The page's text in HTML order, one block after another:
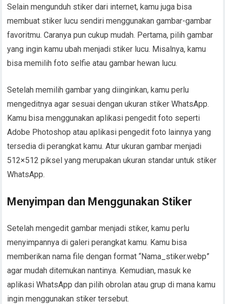
Selain mengunduh stiker dari internet, kamu juga bisa
membuat stiker lucu sendiri menggunakan gambar-gambar
favoritmu. Caranya pun cukup mudah. Pertama, pilih gambar
yang ingin kamu ubah menjadi stiker lucu. Misalnya, kamu
bisa memilih foto selfie atau gambar hewan lucu.
Setelah memilih gambar yang diinginkan, kamu perlu
mengeditnya agar sesuai dengan ukuran stiker WhatsApp.
Kamu bisa menggunakan aplikasi pengedit foto seperti
Adobe Photoshop atau aplikasi pengedit foto lainnya yang
tersedia di perangkat kamu. Atur ukuran gambar menjadi
512×512 piksel yang merupakan ukuran standar untuk stiker
WhatsApp.
Menyimpan dan Menggunakan Stiker
Setelah mengedit gambar menjadi stiker, kamu perlu
menyimpannya di galeri perangkat kamu. Kamu bisa
memberikan nama file dengan format “Nama_stiker.webp”
agar mudah ditemukan nantinya. Kemudian, masuk ke
aplikasi WhatsApp dan pilih obrolan atau grup di mana kamu
ingin menggunakan stiker tersebut.